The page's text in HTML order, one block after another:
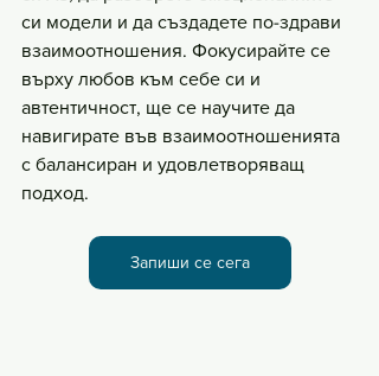
си модели и да създадете по-здрави
взаимоотношения. Фокусирайте се
върху любов към себе си и
автентичност, ще се научите да
навигирате във взаимоотношенията
с балансиран и удовлетворяващ
подход.
Запиши се сега